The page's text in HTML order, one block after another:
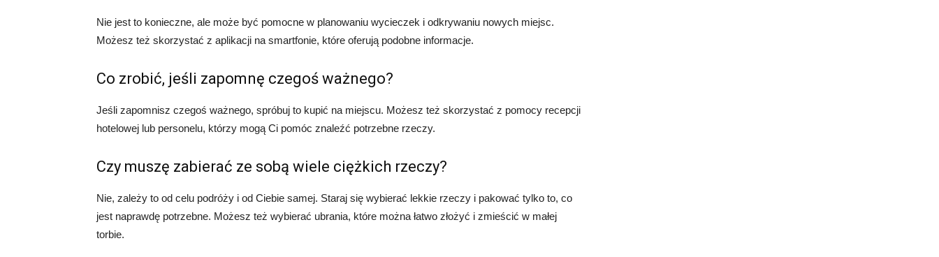
Nie jest to konieczne, ale może być pomocne w planowaniu wycieczek i odkrywaniu nowych miejsc.
Możesz też skorzystać z aplikacji na smartfonie, które oferują podobne informacje.
Co zrobić, jeśli zapomnę czegoś ważnego?
Jeśli zapomnisz czegoś ważnego, spróbuj to kupić na miejscu. Możesz też skorzystać z pomocy recepcji
hotelowej lub personelu, którzy mogą Ci pomóc znaleźć potrzebne rzeczy.
Czy muszę zabierać ze sobą wiele ciężkich rzeczy?
Nie, zależy to od celu podróży i od Ciebie samej. Staraj się wybierać lekkie rzeczy i pakować tylko to, co
jest naprawdę potrzebne. Możesz też wybierać ubrania, które można łatwo złożyć i zmieścić w małej
torbie.